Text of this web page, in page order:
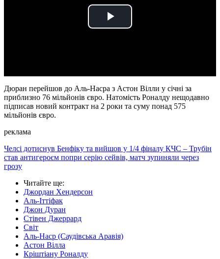
Play
Дюран перейшов до Аль-Насра з Астон Вілли у січні за
приблизно 76 мільйонів євро. Натомість Роналду нещодавно
підписав новий контракт на 2 роки та суму понад 575
мільйонів євро.
реклама
Челсі дотиснув Бенфіку та вийшов у 1/4 фіналу КЧС – Трубін
став антигероєм попри серію сейвів, матч зупиняли через
грозу
Читайте ще:
Джордан Хендерсон
Аль-Іттіфак
Джон Дуран
Стівен Джеррард
Світ
Аль-Наср (Саудівська Аравія)
Астон Вілла
Кріштіану Роналду